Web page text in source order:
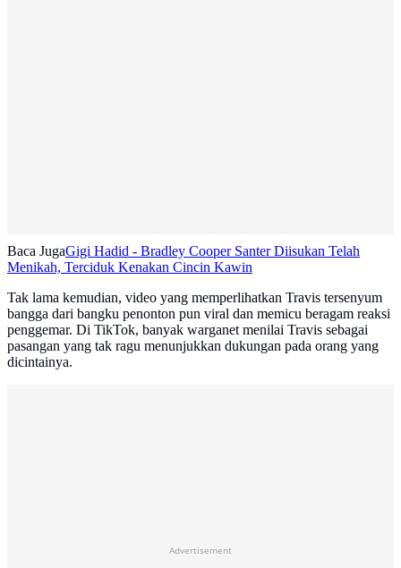
Baca JugaGigi Hadid - Bradley Cooper Santer Diisukan Telah
Menikah, Terciduk Kenakan Cincin Kawin
Tak lama kemudian, video yang memperlihatkan Travis tersenyum
bangga dari bangku penonton pun viral dan memicu beragam reaksi
penggemar. Di TikTok, banyak warganet menilai Travis sebagai
pasangan yang tak ragu menunjukkan dukungan pada orang yang
dicintainya.
Advertisement